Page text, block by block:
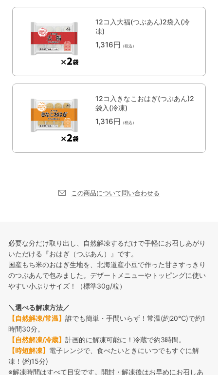
12コ入大福(つぶあん)2袋入(冷
凍)
1,316円 （税込）
12コ入きなこおはぎ(つぶあん)2
袋入(冷凍)
1,316円 （税込）
この商品について問い合わせる
必要な分だけ取り出し、自然解凍するだけで手軽にお召しあがり
いただける『おはぎ（つぶあん）』です。
国産もち米のおはぎ生地を、北海道産小豆で作った甘さすっきり
のつぶあんで包みました。デザートメニューやトッピングに使い
やすい小ぶりサイズ！（標準30g/粒）
＼選べる解凍方法／
【自然解凍/常温】 誰でも簡単・手間いらず！常温(約20℃)で約1
時間30分。
【自然解凍/冷蔵】 計画的に解凍可能に！冷蔵で約3時間。
【時短解凍】 電子レンジで、食べたいときにいつでもすぐに解
凍！(約15分)
※解凍時間はすべて目安です。開封・解凍後はお早めにお召しあ